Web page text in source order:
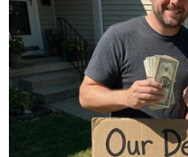
TIN LIÊN QUAN